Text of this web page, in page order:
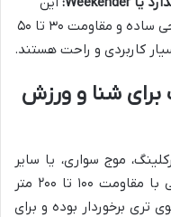
برند نیز مدل های متعددی با طراحی ساده و مقاومت ۳۰ تا ۵۰
کاربردی و راحت هستند.
شنا و ورزش
موج سواری، یا سایر
ورزش های آبی سطحی است، به ساعتی با مقاومت ۱۰۰ تا ۲۰۰ متر
تری برخوردار بوده و برای